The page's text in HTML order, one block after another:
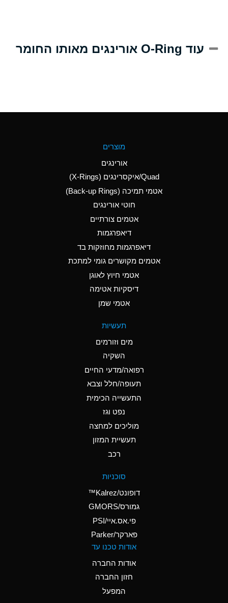
(Aqueous)
Aluminum Nitrate
(Aqueous)
Aluminum Phosphate
Ammonia Anhydrous
B
Ammonia Gas (cold)
A
Ammonia Gas (hot)
Ammonium Hydroxide
D
Ammonium Nitrate
Ammonium Nitrite
Ammonium Persulfate
Ammonium Phosphate
A
Ammonium Sulfate
A
Amyl Acetate (Banana
עוד O-Ring אורינגים מאותו החומר
מוצרים
אורינגים
Quad/איקסרינגים (X-Rings)
אטמי תמיכה (Back-up Rings)
חוטי אורינגים
אטמים צורתיים
דיאפרגמות
דיאפרגמות מחוזקות בד
אטמים מקושרים גומי למתכת
אטמי חיוץ לאוגן
דיסקיות אטימה
אטמי שמן
תעשיות
מים וזורמים
השקיה
רפואה/מדעי החיים
תעופה/חלל וצבא
התעשייה הכימית
נפט וגז
מוליכים למחצה
תעשיית המזון
רכב
סוכניות
דופונט/Kalrez™
גמורס/GMORS
פי.אס.איי/PSI
פארקר/Parker
אודות טכנו עד
אודות החברה
חזון החברה
המפעל